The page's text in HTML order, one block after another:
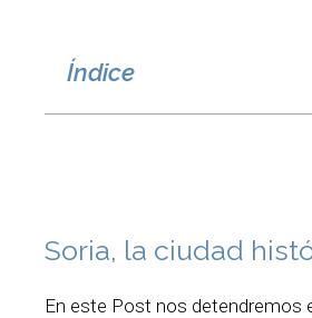
Índice
Soria, la ciudad
En este Post nos detendremos